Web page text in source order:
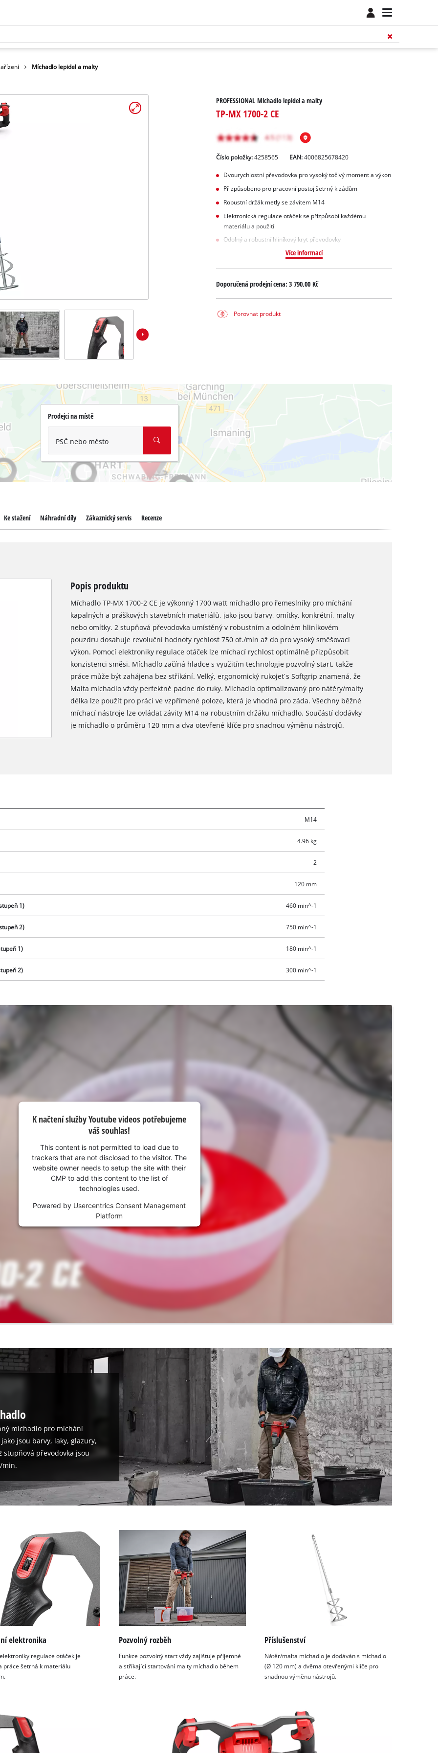
Míchadlo lepidel a malty
PROFESSIONAL Míchadlo lepidel a malty
TP-MX 1700-2 CE
Číslo položky: 4258565 EAN:4006825678420
Dvourychlostní převodovka pro vysoký točivý moment a výkon
Přizpůsobeno pro pracovní postoj šetrný k zádům
Robustní držák metly se závitem M14
Elektronická regulace otáček se přizpůsobí každému
materiálu a použití
Odolný a robustní hliníkový kryt převodovky
Více informací
Doporučená prodejní cena: 3 790,00 Kč
Porovnat produkt
Prodejci na místě
PSČ nebo město
potřebujeme váš souhlas!
This content is not permitted to load due
to trackers that are not disclosed to the
visitor. The website owner needs to setup
to the list of technologies used.
Management Platform
Ke stažení Náhradní díly Zákaznický servis Recenze
Popis produktu
Míchadlo TP-MX 1700-2 CE je výkonný 1700 watt míchadlo pro řemeslníky pro míchání
kapalných a práškových stavebních materiálů, jako jsou barvy, omítky, konkrétní, malty
nebo omítky. 2 stupňová převodovka umístěný v robustním a odolném hliníkovém
pouzdru dosahuje revoluční hodnoty rychlost 750 ot./min až do pro vysoký směšovací
výkon. Pomocí elektroniky regulace otáček lze míchací rychlost optimálně přizpůsobit
konzistenci směsi. Míchadlo začíná hladce s využitím technologie pozvolný start, takže
práce může být zahájena bez stříkání. Velký, ergonomický rukojeť s Softgrip znamená, že
Malta míchadlo vždy perfektně padne do ruky. Míchadlo optimalizovaný pro nátěry/malty
délka lze použít pro práci ve vzpřímené poloze, která je vhodná pro záda. Všechny běžné
míchací nástroje lze ovládat závity M14 na robustním držáku míchadlo. Součástí dodávky
je míchadlo o průměru 120 mm a dva otevřené klíče pro snadnou výměnu nástrojů.
M14
4.96 kg
2
120 mm
1) 460 min^-1
2) 750 min^-1
1) 180 min^-1
2) 300 min^-1
K načtení služby Youtube videos potřebujeme
váš souhlas!
This content is not permitted to load due to
trackers that are not disclosed to the visitor. The
website owner needs to setup the site with their
CMP to add this content to the list of
technologies used.
Powered by Usercentrics Consent Management
Platform
míchadlo pro míchání
jsou barvy, laky, glazury,
stupňová převodovka jsou
min.
elektronika
regulace otáček je
práce šetrná k materiálu
Pozvolný rozběh
Funkce pozvolný start vždy zajišťuje příjemné
a stříkající startování malty míchadlo během
práce.
Příslušenství
Nátěr/malta míchadlo je dodáván s míchadlo
(Ø 120 mm) a dvěma otevřenými klíče pro
snadnou výměnu nástrojů.